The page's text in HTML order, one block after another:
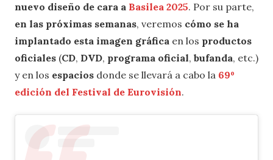
nuevo diseño de cara a Basilea 2025. Por su parte,
en las próximas semanas, veremos cómo se ha
implantado esta imagen gráfica en los productos
oficiales (CD, DVD, programa oficial, bufanda, etc.)
y en los espacios donde se llevará a cabo la 69º
edición del Festival de Eurovisión.